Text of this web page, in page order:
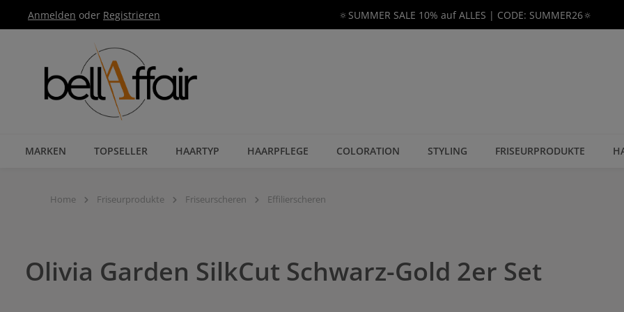
Hauptnavigation springen
Anmelden oder Registrieren 🔅SUMMER SALE 10% auf ALLES | CODE: SUMMER26🔅
MARKEN TOPSELLER HAARTYP HAARPFLEGE COLORATION STYLING FRISEURPRODUKTE
Home Friseurprodukte Friseurscheren Effilierscheren
Olivia Garden SilkCut Schwarz-Gold 2er Set